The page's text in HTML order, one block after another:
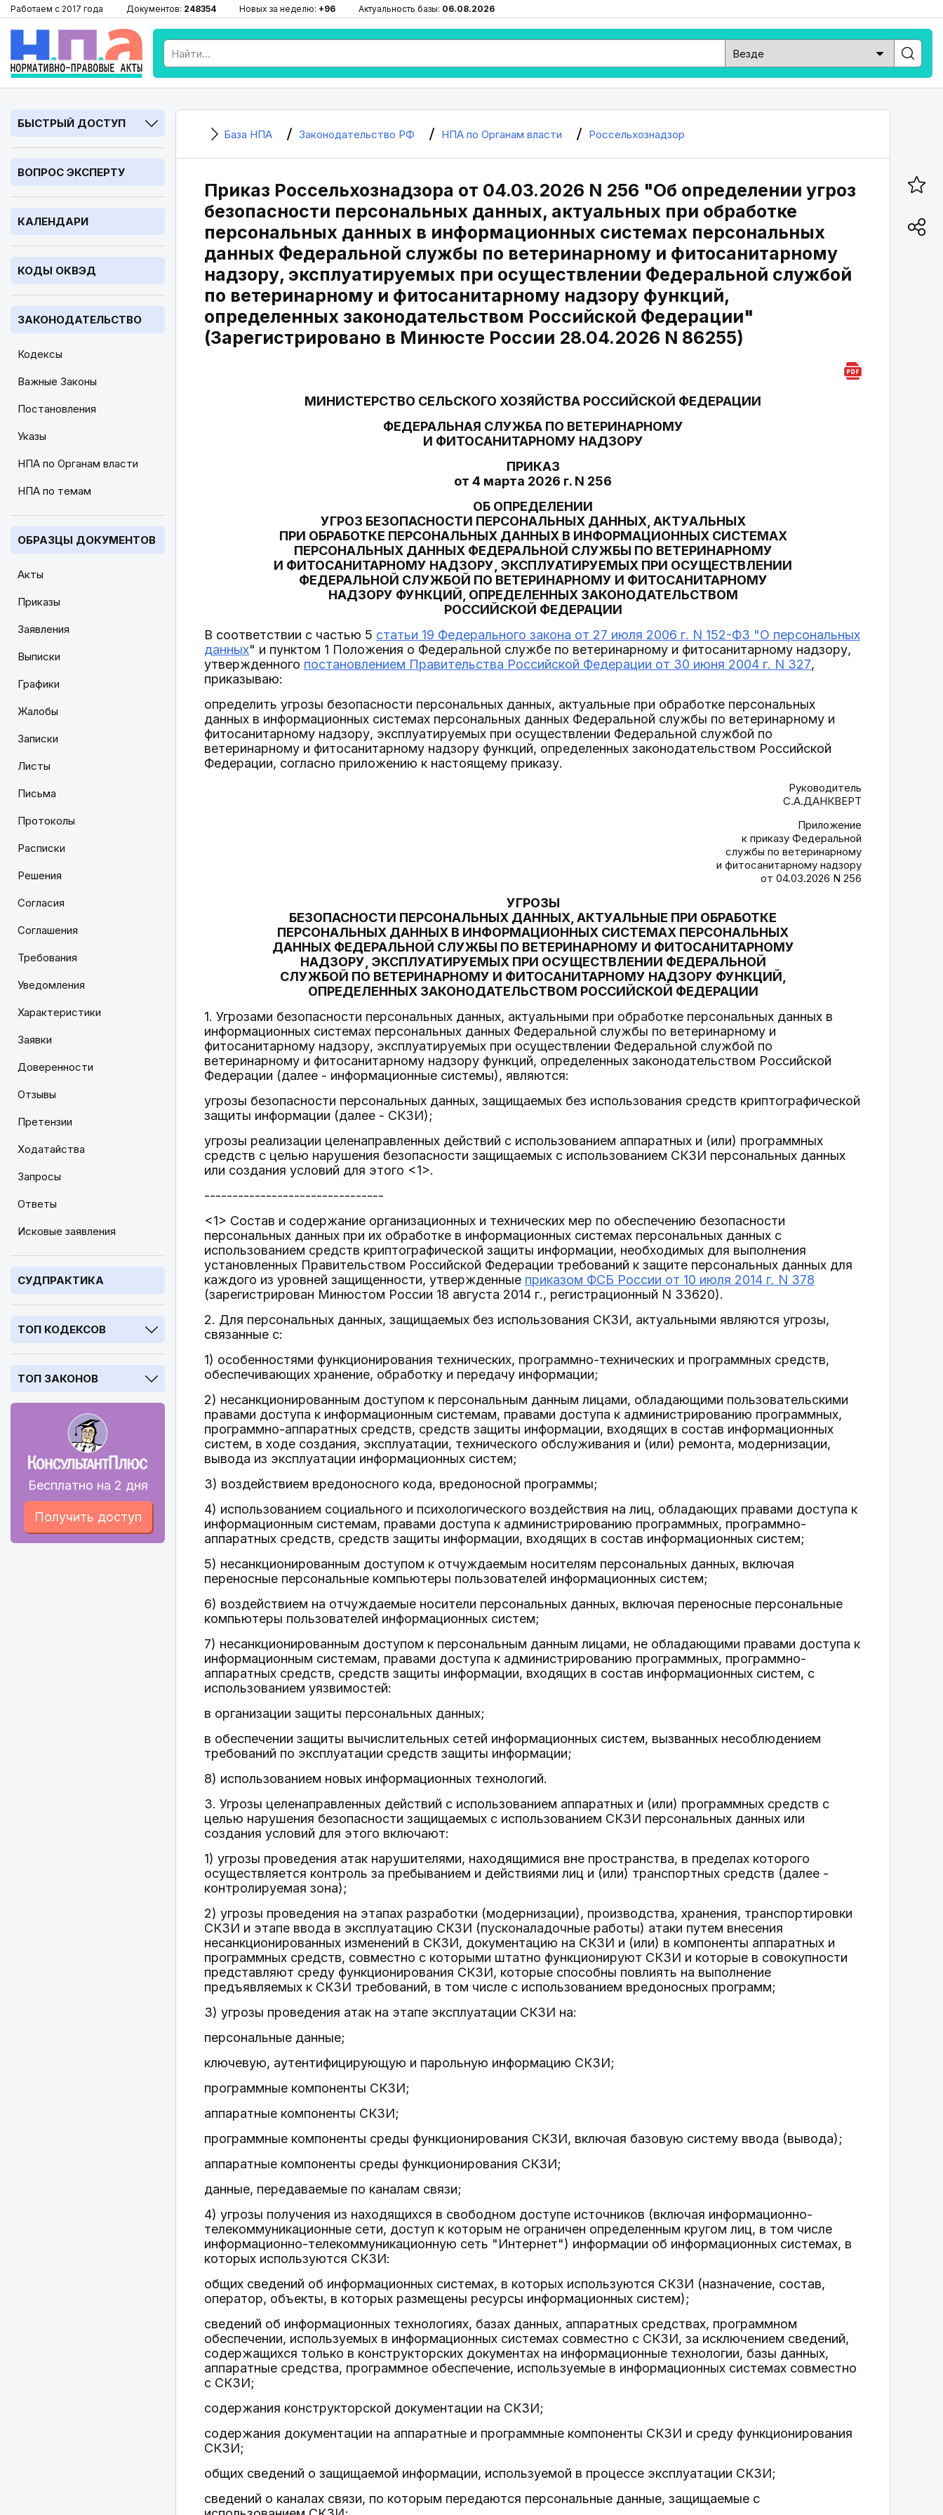
Работаем с 2017 года Документов: 248354 Новых за неделю: +96 Актуальность базы: 06.08.2026
БЫСТРЫЙ ДОСТУП
ВОПРОС ЭКСПЕРТУ
КАЛЕНДАРИ
КОДЫ ОКВЭД
ЗАКОНОДАТЕЛЬСТВО
Кодексы
Важные Законы
Постановления
Указы
НПА по Органам власти
НПА по темам
ОБРАЗЦЫ ДОКУМЕНТОВ
Акты
Приказы
Заявления
Выписки
Графики
Жалобы
Записки
Листы
Письма
Протоколы
Расписки
Решения
Согласия
Соглашения
Требования
Уведомления
Характеристики
Заявки
Доверенности
Отзывы
Претензии
Ходатайства
Запросы
Ответы
Исковые заявления
СУДПРАКТИКА
ТОП КОДЕКСОВ
ТОП ЗАКОНОВ
Бесплатно на 2 дня
Получить доступ
База НПА Законодательство РФ НПА по Органам власти Россельхознадзор
Приказ Россельхознадзора от 04.03.2026 N 256 "Об определении угроз
безопасности персональных данных, актуальных при обработке
персональных данных в информационных системах персональных
данных Федеральной службы по ветеринарному и фитосанитарному
надзору, эксплуатируемых при осуществлении Федеральной службой
по ветеринарному и фитосанитарному надзору функций,
определенных законодательством Российской Федерации"
(Зарегистрировано в Минюсте России 28.04.2026 N 86255)
МИНИСТЕРСТВО СЕЛЬСКОГО ХОЗЯЙСТВА РОССИЙСКОЙ ФЕДЕРАЦИИ
ФЕДЕРАЛЬНАЯ СЛУЖБА ПО ВЕТЕРИНАРНОМУ
И ФИТОСАНИТАРНОМУ НАДЗОРУ
ПРИКАЗ
от 4 марта 2026 г. N 256
ОБ ОПРЕДЕЛЕНИИ
УГРОЗ БЕЗОПАСНОСТИ ПЕРСОНАЛЬНЫХ ДАННЫХ, АКТУАЛЬНЫХ
ПРИ ОБРАБОТКЕ ПЕРСОНАЛЬНЫХ ДАННЫХ В ИНФОРМАЦИОННЫХ СИСТЕМАХ
ПЕРСОНАЛЬНЫХ ДАННЫХ ФЕДЕРАЛЬНОЙ СЛУЖБЫ ПО ВЕТЕРИНАРНОМУ
И ФИТОСАНИТАРНОМУ НАДЗОРУ, ЭКСПЛУАТИРУЕМЫХ ПРИ ОСУЩЕСТВЛЕНИИ
ФЕДЕРАЛЬНОЙ СЛУЖБОЙ ПО ВЕТЕРИНАРНОМУ И ФИТОСАНИТАРНОМУ
НАДЗОРУ ФУНКЦИЙ, ОПРЕДЕЛЕННЫХ ЗАКОНОДАТЕЛЬСТВОМ
РОССИЙСКОЙ ФЕДЕРАЦИИ
В соответствии с частью 5 статьи 19 Федерального закона от 27 июля 2006 г. N 152-ФЗ "О персональных
данных" и пунктом 1 Положения о Федеральной службе по ветеринарному и фитосанитарному надзору,
утвержденного постановлением Правительства Российской Федерации от 30 июня 2004 г. N 327,
приказываю:
определить угрозы безопасности персональных данных, актуальные при обработке персональных
данных в информационных системах персональных данных Федеральной службы по ветеринарному и
фитосанитарному надзору, эксплуатируемых при осуществлении Федеральной службой по
ветеринарному и фитосанитарному надзору функций, определенных законодательством Российской
Федерации, согласно приложению к настоящему приказу.
Руководитель
С.А.ДАНКВЕРТ
Приложение
к приказу Федеральной
службы по ветеринарному
и фитосанитарному надзору
от 04.03.2026 N 256
УГРОЗЫ
БЕЗОПАСНОСТИ ПЕРСОНАЛЬНЫХ ДАННЫХ, АКТУАЛЬНЫЕ ПРИ ОБРАБОТКЕ
ПЕРСОНАЛЬНЫХ ДАННЫХ В ИНФОРМАЦИОННЫХ СИСТЕМАХ ПЕРСОНАЛЬНЫХ
ДАННЫХ ФЕДЕРАЛЬНОЙ СЛУЖБЫ ПО ВЕТЕРИНАРНОМУ И ФИТОСАНИТАРНОМУ
НАДЗОРУ, ЭКСПЛУАТИРУЕМЫХ ПРИ ОСУЩЕСТВЛЕНИИ ФЕДЕРАЛЬНОЙ
СЛУЖБОЙ ПО ВЕТЕРИНАРНОМУ И ФИТОСАНИТАРНОМУ НАДЗОРУ ФУНКЦИЙ,
ОПРЕДЕЛЕННЫХ ЗАКОНОДАТЕЛЬСТВОМ РОССИЙСКОЙ ФЕДЕРАЦИИ
1. Угрозами безопасности персональных данных, актуальными при обработке персональных данных в
информационных системах персональных данных Федеральной службы по ветеринарному и
фитосанитарному надзору, эксплуатируемых при осуществлении Федеральной службой по
ветеринарному и фитосанитарному надзору функций, определенных законодательством Российской
Федерации (далее - информационные системы), являются:
угрозы безопасности персональных данных, защищаемых без использования средств криптографической
защиты информации (далее - СКЗИ);
угрозы реализации целенаправленных действий с использованием аппаратных и (или) программных
средств с целью нарушения безопасности защищаемых с использованием СКЗИ персональных данных
или создания условий для этого <1>.
--------------------------------
<1> Состав и содержание организационных и технических мер по обеспечению безопасности
персональных данных при их обработке в информационных системах персональных данных с
использованием средств криптографической защиты информации, необходимых для выполнения
установленных Правительством Российской Федерации требований к защите персональных данных для
каждого из уровней защищенности, утвержденные приказом ФСБ России от 10 июля 2014 г. N 378
(зарегистрирован Минюстом России 18 августа 2014 г., регистрационный N 33620).
2. Для персональных данных, защищаемых без использования СКЗИ, актуальными являются угрозы,
связанные с:
1) особенностями функционирования технических, программно-технических и программных средств,
обеспечивающих хранение, обработку и передачу информации;
2) несанкционированным доступом к персональным данным лицами, обладающими пользовательскими
правами доступа к информационным системам, правами доступа к администрированию программных,
программно-аппаратных средств, средств защиты информации, входящих в состав информационных
систем, в ходе создания, эксплуатации, технического обслуживания и (или) ремонта, модернизации,
вывода из эксплуатации информационных систем;
3) воздействием вредоносного кода, вредоносной программы;
4) использованием социального и психологического воздействия на лиц, обладающих правами доступа к
информационным системам, правами доступа к администрированию программных, программно-
аппаратных средств, средств защиты информации, входящих в состав информационных систем;
5) несанкционированным доступом к отчуждаемым носителям персональных данных, включая
переносные персональные компьютеры пользователей информационных систем;
6) воздействием на отчуждаемые носители персональных данных, включая переносные персональные
компьютеры пользователей информационных систем;
7) несанкционированным доступом к персональным данным лицами, не обладающими правами доступа к
информационным системам, правами доступа к администрированию программных, программно-
аппаратных средств, средств защиты информации, входящих в состав информационных систем, с
использованием уязвимостей:
в организации защиты персональных данных;
в обеспечении защиты вычислительных сетей информационных систем, вызванных несоблюдением
требований по эксплуатации средств защиты информации;
8) использованием новых информационных технологий.
3. Угрозы целенаправленных действий с использованием аппаратных и (или) программных средств с
целью нарушения безопасности защищаемых с использованием СКЗИ персональных данных или
создания условий для этого включают:
1) угрозы проведения атак нарушителями, находящимися вне пространства, в пределах которого
осуществляется контроль за пребыванием и действиями лиц и (или) транспортных средств (далее -
контролируемая зона);
2) угрозы проведения на этапах разработки (модернизации), производства, хранения, транспортировки
СКЗИ и этапе ввода в эксплуатацию СКЗИ (пусконаладочные работы) атаки путем внесения
несанкционированных изменений в СКЗИ, документацию на СКЗИ и (или) в компоненты аппаратных и
программных средств, совместно с которыми штатно функционируют СКЗИ и которые в совокупности
представляют среду функционирования СКЗИ, которые способны повлиять на выполнение
предъявляемых к СКЗИ требований, в том числе с использованием вредоносных программ;
3) угрозы проведения атак на этапе эксплуатации СКЗИ на:
персональные данные;
ключевую, аутентифицирующую и парольную информацию СКЗИ;
программные компоненты СКЗИ;
аппаратные компоненты СКЗИ;
программные компоненты среды функционирования СКЗИ, включая базовую систему ввода (вывода);
аппаратные компоненты среды функционирования СКЗИ;
данные, передаваемые по каналам связи;
4) угрозы получения из находящихся в свободном доступе источников (включая информационно-
телекоммуникационные сети, доступ к которым не ограничен определенным кругом лиц, в том числе
информационно-телекоммуникационную сеть "Интернет") информации об информационных системах, в
которых используются СКЗИ:
общих сведений об информационных системах, в которых используются СКЗИ (назначение, состав,
оператор, объекты, в которых размещены ресурсы информационных систем);
сведений об информационных технологиях, базах данных, аппаратных средствах, программном
обеспечении, используемых в информационных системах совместно с СКЗИ, за исключением сведений,
содержащихся только в конструкторских документах на информационные технологии, базы данных,
аппаратные средства, программное обеспечение, используемые в информационных системах совместно
с СКЗИ;
содержания конструкторской документации на СКЗИ;
содержания документации на аппаратные и программные компоненты СКЗИ и среду функционирования
СКЗИ;
общих сведений о защищаемой информации, используемой в процессе эксплуатации СКЗИ;
сведений о каналах связи, по которым передаются персональные данные, защищаемые с